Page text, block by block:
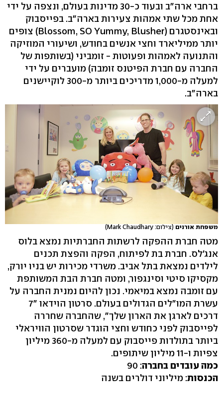
ברחבי ארה"ב ובעוד כ-30 מדינות בעולם, ונצפה על ידי
אחת מכל שתי אמהות צעירות בארה"ב. בפייסבוק
ובאינסטגרם (Blossom, SO Yummy, Blusher) צופים
יותר ממיליארד וחצי אנשים בחודש, ושיעורי המוזיקה
והתנועה לאמהות ופעוטות - זומביני (בשותפות של
החברה עם חברת הפיטנס זומבה) מועברים על ידי
למעלה מ-1,000 מדריכים ביותר מ-300 לוקיישנים
בארה"ב.
משפחת אורנים (צילום: Mark Chaudhary)
מטה חברת ההפקה לרשתות החברתיות נמצא בלוס
אנג'לס. חברת בת לפיתוח, הפקה והפצת תכנים
לילדים נמצאת בתל אביב. משרדי מכירות יש בניו יורק,
מקסיקו סיטי וסינגפור, ומטה חברת הבת המשותפת
עם זומבה נמצא במיאמי. נכון להיום נמנית החברה על
עשרת המו"לים הגדולים בעולם. סרטון הוידאו "7
דרכים לארגן את הארון שלך", שהחברה שחררה
לפייסבוק לפני כחודש וחצי הוגדר שסרטון הוויראלי
ביותר בתולדות פייסבוק עם למעלה מ-360 מיליון
צפיות ו-11 מיליון שיתופים.
כמה עובדים בחברה: 90
הכנסות: מיליוני דולרים בשנה